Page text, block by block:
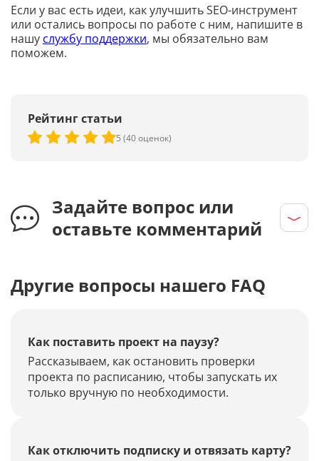
Если у вас есть идеи, как улучшить SEO-инструмент
или остались вопросы по работе с ним, напишите в
нашу службу поддержки, мы обязательно вам
поможем.
Рейтинг статьи
5 (40 оценок)
Задайте вопрос или
оставьте комментарий
Другие вопросы нашего FAQ
Как поставить проект на паузу?
Рассказываем, как остановить проверки
проекта по расписанию, чтобы запускать их
только вручную по необходимости.
Как отключить подписку и отвязать карту?